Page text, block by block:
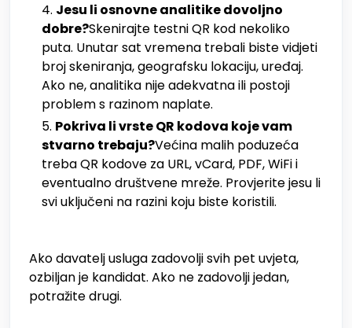
Jesu li osnovne analitike dovoljno
dobre?Skenirajte testni QR kod nekoliko
puta. Unutar sat vremena trebali biste vidjeti
broj skeniranja, geografsku lokaciju, uređaj.
Ako ne, analitika nije adekvatna ili postoji
problem s razinom naplate.
Pokriva li vrste QR kodova koje vam
stvarno trebaju?Većina malih poduzeća
treba QR kodove za URL, vCard, PDF, WiFi i
eventualno društvene mreže. Provjerite jesu li
svi uključeni na razini koju biste koristili.
Ako davatelj usluga zadovolji svih pet uvjeta,
ozbiljan je kandidat. Ako ne zadovolji jedan,
potražite drugi.